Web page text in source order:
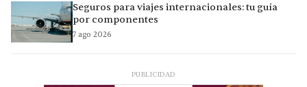
Seguros para viajes internacionales: tu guía
por componentes
7 ago 2026
PUBLICIDAD